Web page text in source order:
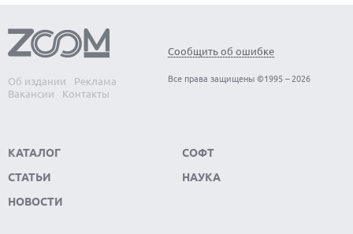
Об издании
Реклама
Вакансии
Контакты
Сообщить об ошибке
Все права защищены ©1995 – 2026
КАТАЛОГ
СТАТЬИ
НОВОСТИ
СОФТ
НАУКА